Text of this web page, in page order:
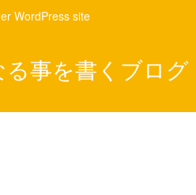
WordPress site
事を書くブログ